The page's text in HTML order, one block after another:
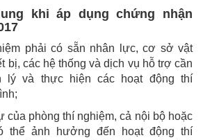
khi áp dụng chứng nhận
phải có sẵn nhân lực, cơ sở vật
bị, các hệ thống và dịch vụ hỗ trợ cần
lý và thực hiện các hoạt động thí
của phòng thí nghiệm, cả nội bộ hoặc
thể ảnh hưởng đến hoạt động thí